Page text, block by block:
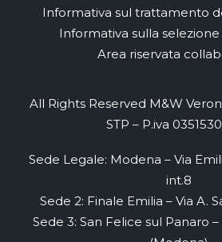
Informativa sul trattamento
Informativa sulla
Area riservata
All Rights Reserved M&W
STP – P.iva
Sede Legale: Modena – Via
int.8
Sede 2: Finale Emilia – Via A.
Sede 3: San Felice sul Panaro